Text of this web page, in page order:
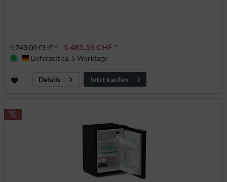
1.743,00 CHF * 1.481,55 CHF *
Deutschland
Lieferzeit ca. 5 Werktage
Details Jetzt kaufen